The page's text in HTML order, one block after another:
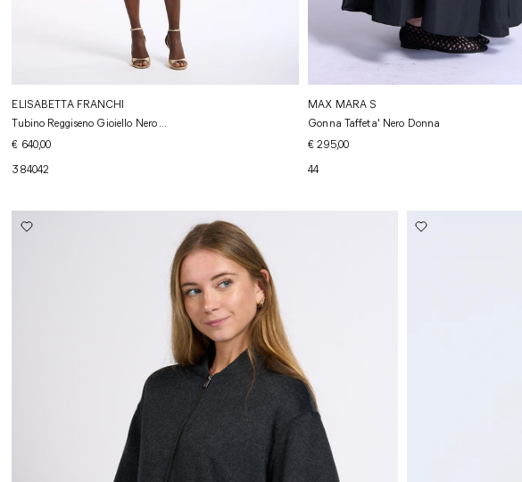
ELISABETTA FRANCHI
Tubino Reggiseno Gioiello Nero ...
€ 640,00
384042
MAX MARA S
Gonna Taffeta' Nero Donna
€ 295,00
44